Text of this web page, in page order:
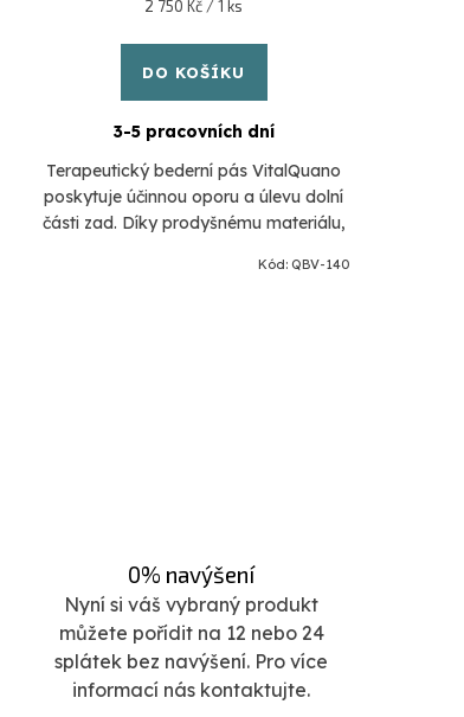
Měrná
2 750 Kč / 1 ks
DO KOŠÍKU
3-5 pracovních dní
Terapeutický bederní pás VitalQuano
poskytuje účinnou oporu a úlevu dolní
části zad. Díky prodyšnému materiálu,
nastavitelnému zapínání na suchý zip...
Kód: QBV-140
0% navýšení
Nyní si váš vybraný produkt
můžete pořídit na 12 nebo 24
splátek bez navýšení. Pro více
informací nás kontaktujte.